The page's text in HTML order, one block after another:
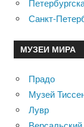
Санкт-
МУЗЕИ МИРА
Прадо
Музей
Лувр